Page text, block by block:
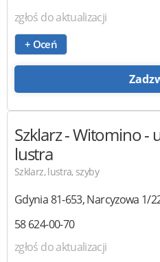
zgłoś do aktualizacji
+ Oceń
Szklarz - Witomino-
lustra
Szklarz, lustra, szyby
Gdynia81-653,Narcyzowa 1/
58 624-00-70
zgłoś do aktualizacji